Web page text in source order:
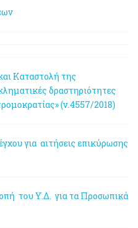
Καταστολή της
δραστηριότητες
(ν.4557/2018)
για αιτήσεις επικύρωσης
του Υ.Δ. για τα Προσωπικά